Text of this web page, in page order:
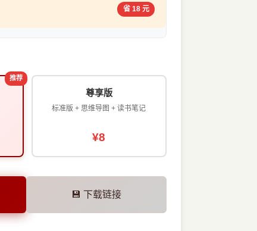
省 18 元
推荐
尊享版
标准版 + 思维导图 + 读书笔记
¥8
💾 下载链接